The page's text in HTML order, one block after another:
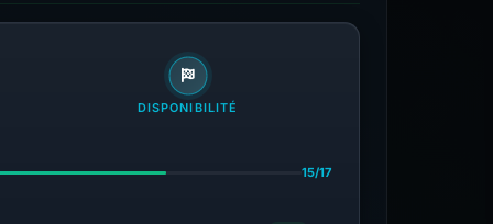
DISPONIBILITÉ
15/17